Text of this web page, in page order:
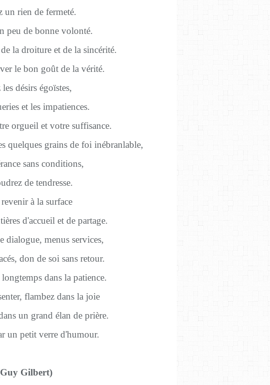
un rien de fermeté.
peu de bonne volonté.
la droiture et de la sincérité.
le bon goût de la vérité.
les désirs égoïstes,
et les impatiences.
orgueil et votre suffisance.
quelques grains de foi inébranlable,
sans conditions,
de tendresse.
à la surface
d'accueil et de partage.
dialogue, menus services,
don de soi sans retour.
dans la patience.
flambez dans la joie
un grand élan de prière.
un petit verre d'humour.
Gilbert)